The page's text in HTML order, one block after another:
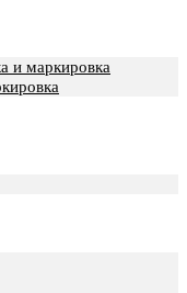
и маркировка